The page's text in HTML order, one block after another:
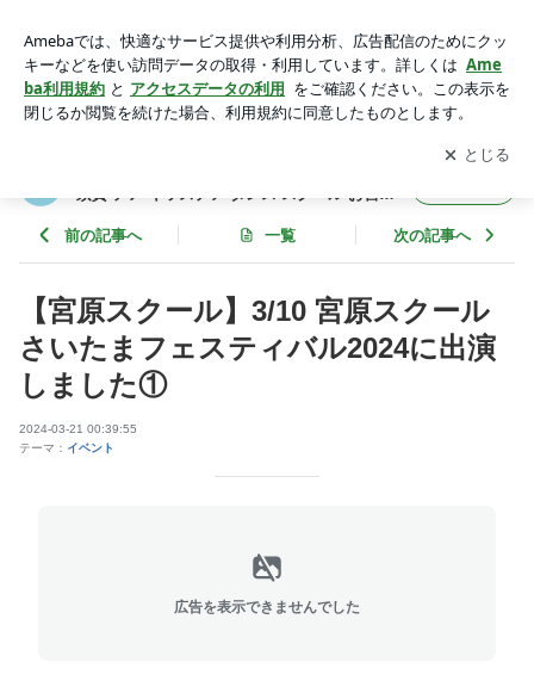
024に出演しました① | キッズチアスクールSAILORS <宮
原 横須賀 チア キッズチア ダンス スクール お習い事 新生活>
アプリをダウンロードして ブログの更新通知
を受け取りまし
ょう。
開く
須賀 チア キッズチア ダンス スクール お習い
前の記事へ 一覧 次の記事へ
【宮原スクール】3/10 宮原スクール
さいたまフェスティバル2024に出演
しました①
2024-03-21 00:39:55
テーマ： イベント
広告を表示できませんでした